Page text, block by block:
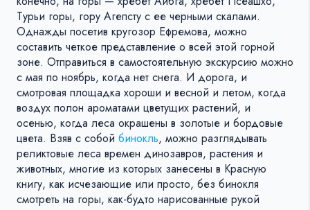
Турьи горы, гору Агепсту с ее черными скалами.
Однажды посетив кругозор Ефремова, можно
составить четкое представление о всей этой горной
зоне. Отправиться в самостоятельную экскурсию можно
с мая по ноябрь, когда нет снега. И дорога, и
смотровая площадка хороши и весной и летом, когда
воздух полон ароматами цветущих растений, и
осенью, когда леса окрашены в золотые и бордовые
цвета. Взяв с собой бинокль, можно разглядывать
реликтовые леса времен динозавров, растения и
животных, многие из которых занесены в Красную
книгу, как исчезающие или просто, без бинокля
смотреть на горы, как-будто нарисованные рукой